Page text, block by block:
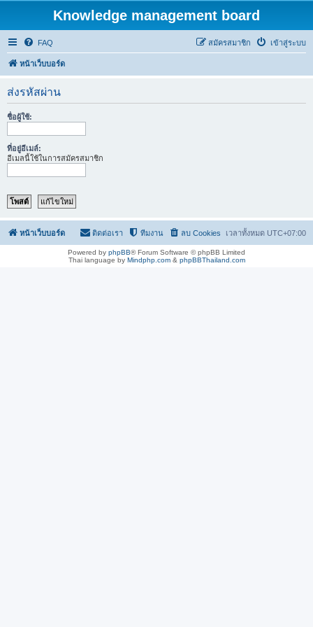
Knowledge management board
FAQ เข้าสู่ระบบ
สมัครสมาชิก
หน้าเว็บบอร์ด
ส่งรหัสผ่าน
ชื่อผู้ใช้:
ที่อยู่อีเมล์:
อีเมลนี้ใช้ในการสมัครสมาชิก
หน้าเว็บบอร์ด เวลาทั้งหมด UTC+07:00
ลบ Cookies
ทีมงาน
ติดต่อเรา
Powered by phpBB® Forum Software © phpBB Limited
Thai language by Mindphp.com& phpBBThailand.com